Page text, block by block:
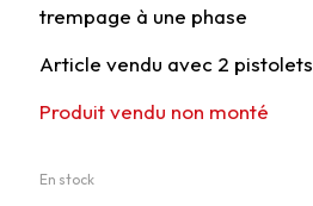
trempage à une phase
Article vendu avec 2 pistolets
Produit vendu non monté
En stock